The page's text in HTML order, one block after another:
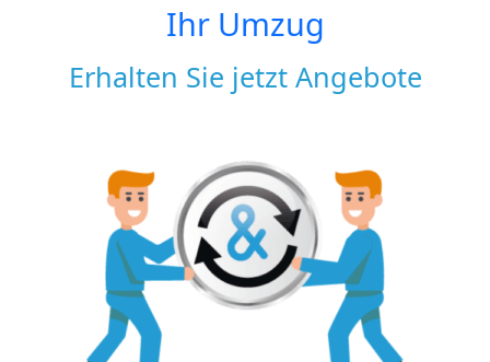
Ihr Umzug
Erhalten Sie jetzt Angebote